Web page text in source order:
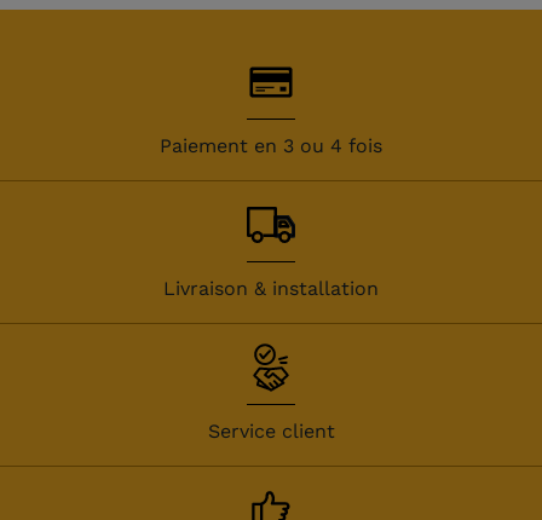
Paiement en 3 ou 4 fois
Livraison & installation
Service client